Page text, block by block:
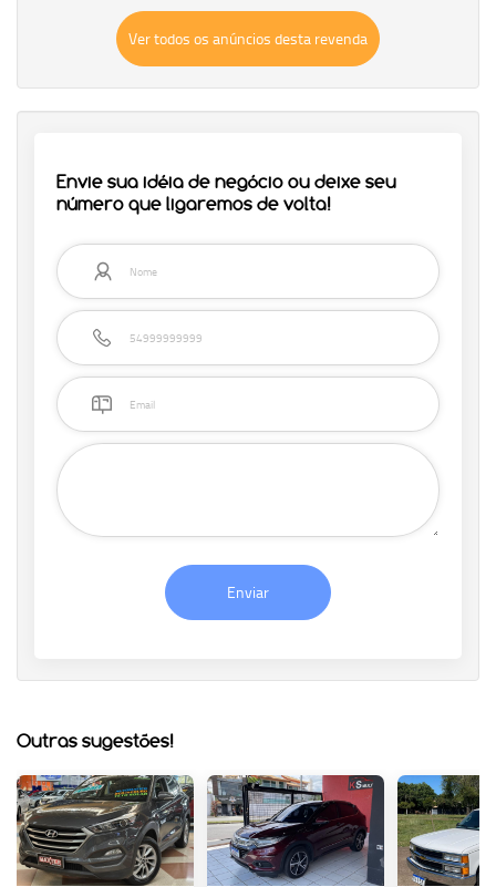
Ver todos os anúncios desta revenda
Envie sua idéia de negócio ou deixe seu
número que ligaremos de volta!
Enviar
Outras sugestões!